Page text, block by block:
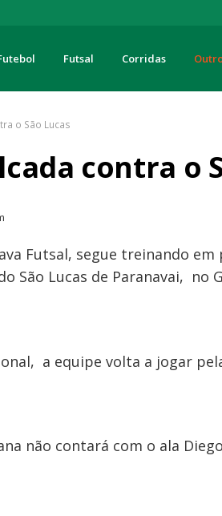
Futsal Corridas
o São Lucas
contra o
Futsal, segue treinando
São Lucas de Paranavai, no
a equipe volta a jogar
não contará com o ala